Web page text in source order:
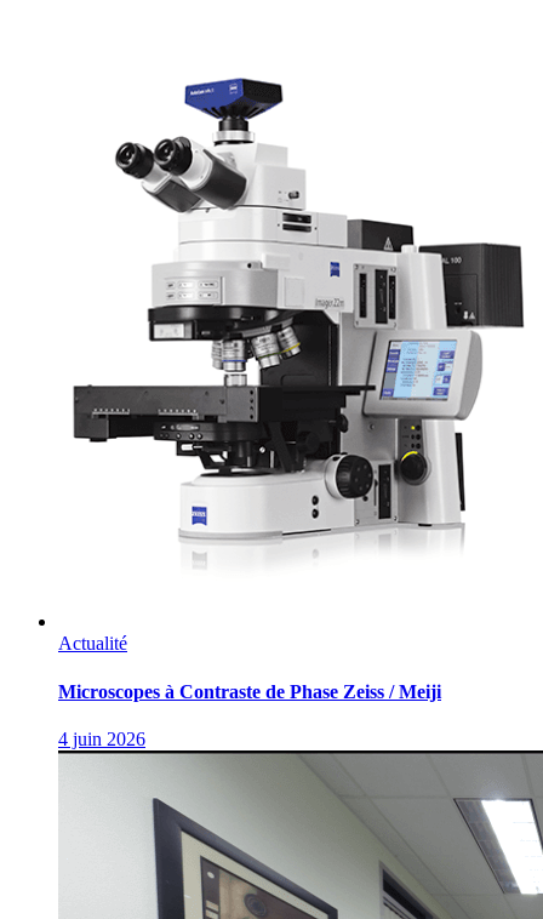
Actualité
Microscopes à Contraste de Phase Zeiss / Meiji
4 juin 2026